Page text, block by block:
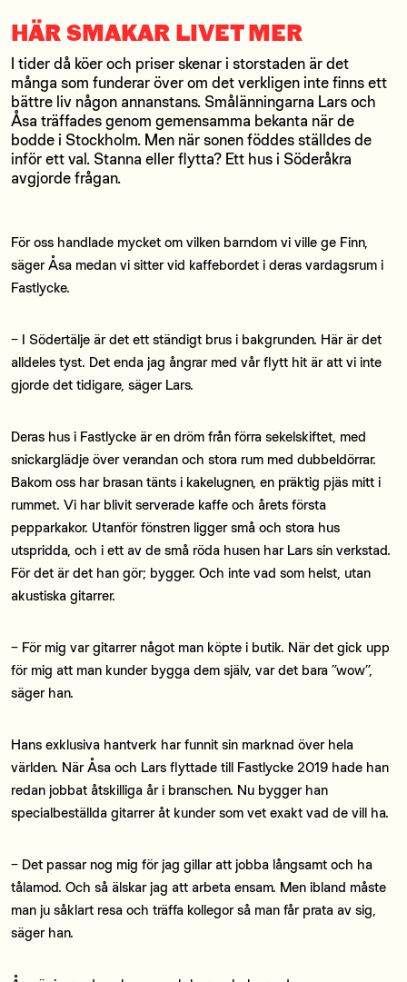
HÄR SMAKAR LIVET MER
I tider då köer och priser skenar i storstaden är det
många som funderar över om det verkligen inte finns ett
bättre liv någon annanstans. Smålänningarna Lars och
Åsa träffades genom gemensamma bekanta när de
bodde i Stockholm. Men när sonen föddes ställdes de
inför ett val. Stanna eller flytta? Ett hus i Söderåkra
avgjorde frågan.
För oss handlade mycket om vilken barndom vi ville ge Finn,
säger Åsa medan vi sitter vid kaffebordet i deras vardagsrum i
Fastlycke.
− I Södertälje är det ett ständigt brus i bakgrunden. Här är det
alldeles tyst. Det enda jag ångrar med vår flytt hit är att vi inte
gjorde det tidigare, säger Lars.
Deras hus i Fastlycke är en dröm från förra sekelskiftet, med
snickarglädje över verandan och stora rum med dubbeldörrar.
Bakom oss har brasan tänts i kakelugnen, en präktig pjäs mitt i
rummet. Vi har blivit serverade kaffe och årets första
pepparkakor. Utanför fönstren ligger små och stora hus
utspridda, och i ett av de små röda husen har Lars sin verkstad.
För det är det han gör; bygger. Och inte vad som helst, utan
akustiska gitarrer.
− För mig var gitarrer något man köpte i butik. När det gick upp
för mig att man kunder bygga dem själv, var det bara ”wow”,
säger han.
Hans exklusiva hantverk har funnit sin marknad över hela
världen. När Åsa och Lars flyttade till Fastlycke 2019 hade han
redan jobbat åtskilliga år i branschen. Nu bygger han
specialbeställda gitarrer åt kunder som vet exakt vad de vill ha.
− Det passar nog mig för jag gillar att jobba långsamt och ha
tålamod. Och så älskar jag att arbeta ensam. Men ibland måste
man ju såklart resa och träffa kollegor så man får prata av sig,
säger han.